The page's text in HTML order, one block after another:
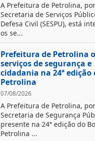
A Prefeitura de Petrolina,
Secretaria de Serviços
Defesa Civil (SESPU), está
os se...
Prefeitura de Petrolina
serviços de segurança e
cidadania na 24ª edição
Petrolina
07/08/2026
A Prefeitura de Petrolina,
Secretaria de Segurança
presente na 24ª edição do
Petrolina ...